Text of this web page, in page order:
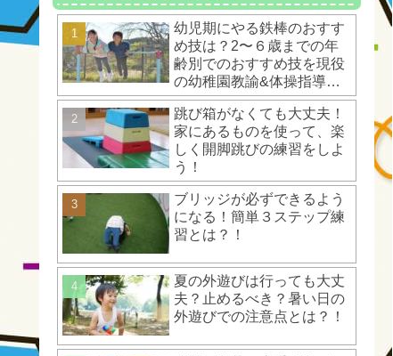
幼児期にやる鉄棒のおすす
め技は？2〜６歳までの年
齢別でのおすすめ技を現役
の幼稚園教諭&体操指導者
が解説！
跳び箱がなくても大丈夫！
家にあるものを使って、楽
しく開脚跳びの練習をしよ
う！
ブリッジが必ずできるよう
になる！簡単３ステップ練
習とは？！
夏の外遊びは行っても大丈
夫？止めるべき？暑い日の
外遊びでの注意点とは？！